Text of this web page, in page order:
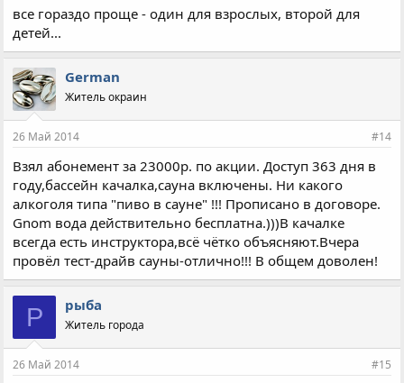
Тем более я очень сомневаюсь, что товарищи с завышенной
стоимостью заядлые спортсмены, которые будут приходить в
фитнес-центр чтобы потеть в спортзале... наверняка,
шашлычная "Мерси-Баку", в стоимость абонемента входит ))
p.s. А вообще, здорово! Замечательно, что в городе растет
число спортзалов и бассейнов... Было бы неплохо, если бы
администрация тоже подключилась и построила ещё один
все гораздо проще - один для взрослых, второй для
детей...
German
Житель окраин
26 Май 2014 #14
Взял абонемент за 23000р. по акции. Доступ 363 дня в
году,бассейн качалка,сауна включены. Ни какого
алкоголя типа "пиво в сауне" !!! Прописано в договоре.
Gnom вода действительно бесплатна.)))В качалке
всегда есть инструктора,всё чётко объясняют.Вчера
провёл тест-драйв сауны-отлично!!! В общем доволен!
Р рыба
Житель города
26 Май 2014 #15